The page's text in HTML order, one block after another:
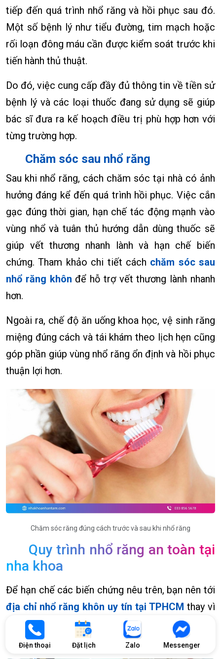
Điện thoại Đặt lịch Zalo Messenger
tiếp đến quá trình nhổ răng và hồi phục sau đó.
Một số bệnh lý như tiểu đường, tim mạch hoặc
rối loạn đông máu cần được kiểm soát trước khi
tiến hành thủ thuật.
Do đó, việc cung cấp đầy đủ thông tin về tiền sử
bệnh lý và các loại thuốc đang sử dụng sẽ giúp
bác sĩ đưa ra kế hoạch điều trị phù hợp hơn với
từng trường hợp.
Chăm sóc sau nhổ răng
Sau khi nhổ răng, cách chăm sóc tại nhà có ảnh
hưởng đáng kể đến quá trình hồi phục. Việc cắn
gạc đúng thời gian, hạn chế tác động mạnh vào
vùng nhổ và tuân thủ hướng dẫn dùng thuốc sẽ
giúp vết thương nhanh lành và hạn chế biến
chứng. Tham khảo chi tiết cách chăm sóc sau
nhổ răng khôn để hỗ trợ vết thương lành nhanh
hơn.
Ngoài ra, chế độ ăn uống khoa học, vệ sinh răng
miệng đúng cách và tái khám theo lịch hẹn cũng
góp phần giúp vùng nhổ răng ổn định và hồi phục
thuận lợi hơn.
Chăm sóc răng đúng cách trước và sau khi nhổ răng
Quy trình nhổ răng an toàn tại
nha khoa
Để hạn chế các biến chứng nêu trên, bạn nên tới
địa chỉ nhổ răng khôn uy tín tại TPHCM thay vì
tự thực hiện tại nhà. Quy trình nhổ răng đạt
chuẩn tại nha khoa gồm các bước sau: